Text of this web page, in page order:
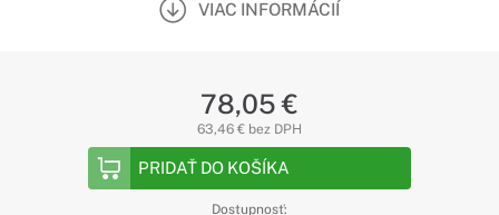
VIAC INFORMÁCIÍ
78,05 €
63,46 € bez DPH
PRIDAŤ DO KOŠÍKA
Dostupnosť: